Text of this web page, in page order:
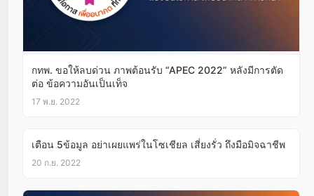
กทพ. ขอให้ลบด่วน ภาพต้อนรับ “APEC 2022” หลังมีการตัด
ต่อ ข้อความอันเป็นเท็จ
17 พ.ย. 2022
เตือน 5ข้อมูล อย่าเผยแพร่ในโซเชียล เสี่ยงรั่ว ถึงมือมิจฉาชีพ
20 ก.ย. 2022